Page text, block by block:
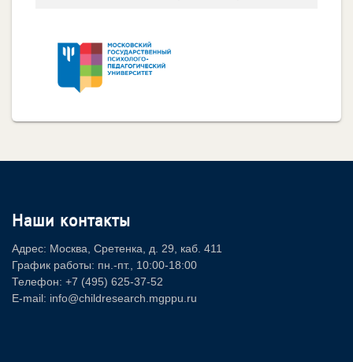
Наши контакты
Адрес: Москва, Сретенка, д. 29, каб. 411
График работы: пн.-пт., 10:00-18:00
Телефон: +7 (495) 625-37-52
E-mail: info@childresearch.mgppu.ru